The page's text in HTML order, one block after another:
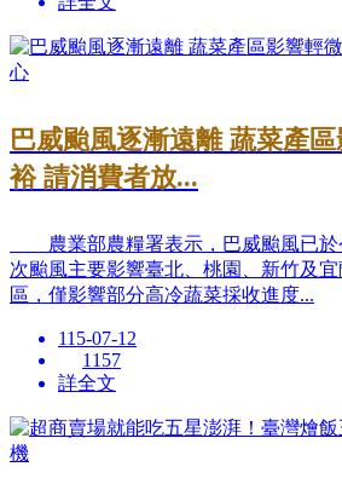
巴威颱風逐漸遠離 蔬菜產
裕 請消費者放...
農業部農糧署表示，巴威颱風已於
次颱風主要影響臺北、桃園、新竹及
區，僅影響部分高冷蔬菜採收進度...
115-07-12
1157
詳全文